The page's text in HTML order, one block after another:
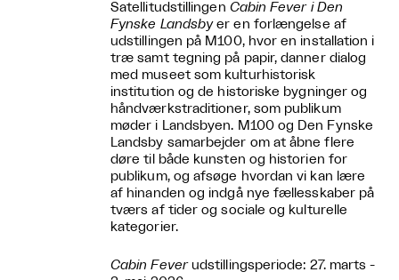
Satellitudstillingen Cabin Fever i Den
Fynske Landsbyer en forlængelse af
udstillingen på M100, hvor en installation i
træ samt tegning på papir, danner dialog
med museet som kulturhistorisk
institution og de historiske bygninger og
håndværkstraditioner, som publikum
møder i Landsbyen. M100 og Den Fynske
Landsby samarbejder om at åbne flere
døre til både kunsten og historien for
publikum, og afsøge hvordan vi kan lære
af hinanden og indgå nye fællesskaber på
tværs af tider og sociale og kulturelle
kategorier.
Cabin Feverudstillingsperiode: 27. marts -